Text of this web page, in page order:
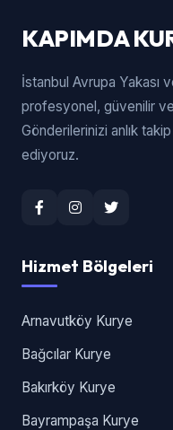
KAPIMDA
İstanbul Avrupa Yakası
profesyonel, güvenilir
Gönderilerinizi anlık
ediyoruz.
Hizmet Bölgeleri
Arnavutköy Kurye
Bağcılar Kurye
Bakırköy Kurye
Bayrampaşa Kurye